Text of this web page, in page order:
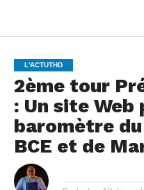
L'ACTUTHD
2ème tour
: Un site Web
baromètre
BCE et de